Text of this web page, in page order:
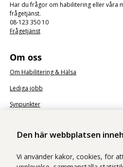
Den här webbplatsen
Vi använder kakor, cookies, för
Har du frågor om habilitering eller våra
frågetjänst.
08-123 350 10
Frågetjänst
Om oss
Om Habilitering & Hälsa
Lediga jobb
Synpunkter